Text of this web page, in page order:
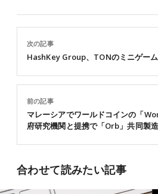
前の記事
マレーシアでワールドコインの「
府研究機関と提携で「Orb」共同製
次の記事
HashKey Group、TONのミニゲー
合わせて読みたい記事